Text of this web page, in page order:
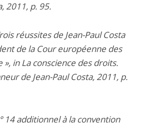
2011, p. 95.
réussites de Jean-Paul Costa
de la Cour européenne des
», in La conscience des droits.
de Jean-Paul Costa, 2011, p.
14 additionnel à la convention